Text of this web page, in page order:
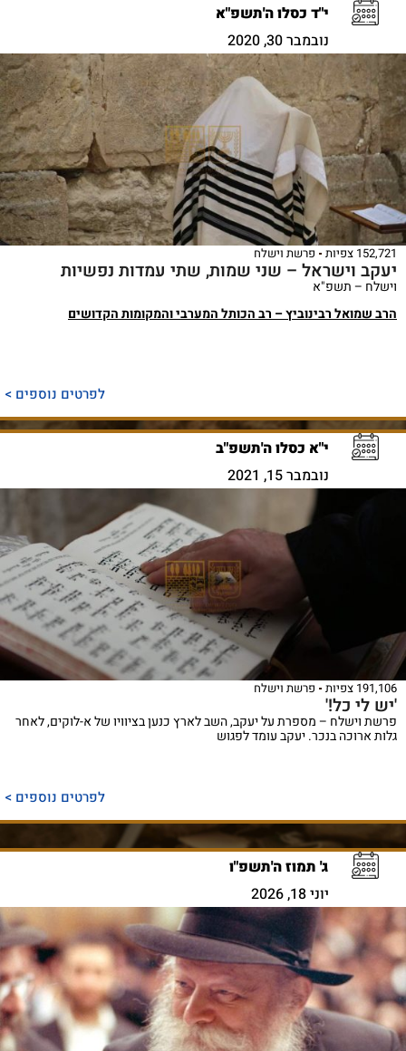
י"ד כסלו ה'תשפ"א
נובמבר 30, 2020
152,721 צפיות פרשת וישלח
יעקב וישראל – שני שמות, שתי עמדות נפשיות
וישלח – תשפ"א
הרב שמואל רבינוביץ – רב הכותל המערבי והמקומות הקדושים
לפרטים נוספים >
י"א כסלו ה'תשפ"ב
נובמבר 15, 2021
191,106 צפיות פרשת וישלח
'יש לי כל!'
פרשת וישלח – מספרת על יעקב, השב לארץ כנען בציוויו של א-לוקים, לאחר
גלות ארוכה בנכר. יעקב עומד לפגוש
לפרטים נוספים >
ג' תמוז ה'תשפ"ו
יוני 18, 2026